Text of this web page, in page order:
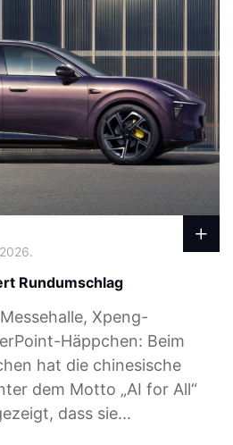
Rundumschlag
Xpeng-
Häppchen: Beim
hat die chinesische
dem Motto „AI for All“
dass sie...